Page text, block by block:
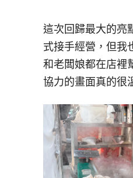
這次回歸最大的亮
式接手經營，但我
和老闆娘都在店裡
協力的畫面真的很